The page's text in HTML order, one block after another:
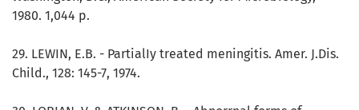
1980. 1,044 p.
29. LEWIN, E.B. - PartialIy treated meningitis. Amer. J.Dis.
Child., 128: 145-7, 1974.